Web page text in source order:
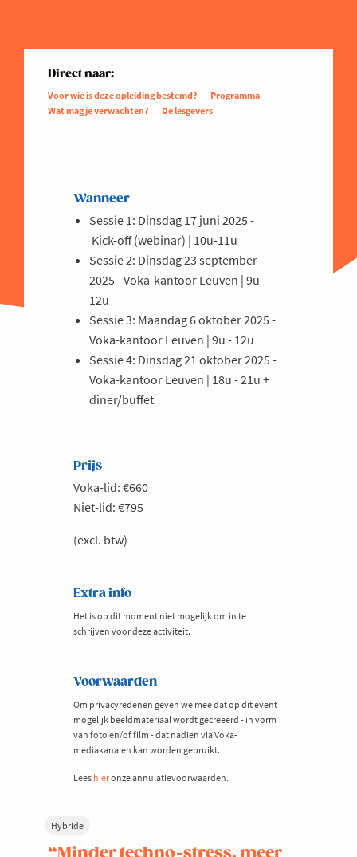
Direct naar:
Voor wie is deze opleiding bestemd?
Programma
Wat mag je verwachten?
De lesgevers
Hybride
Wanneer
Sessie 1: Dinsdag 17 juni 2025 -
Kick-off (webinar) | 10u-11u
Sessie 2: Dinsdag 23 september
2025 - Voka-kantoor Leuven | 9u -
12u
Sessie 3: Maandag 6 oktober 2025 -
Voka-kantoor Leuven | 9u - 12u
Sessie 4: Dinsdag 21 oktober 2025 -
Voka-kantoor Leuven | 18u - 21u +
diner/buffet
Prijs
Voka-lid: €660
Niet-lid: €795
(excl. btw)
Extra info
Het is op dit moment niet mogelijk om in te
schrijven voor deze activiteit.
Voorwaarden
Om privacyredenen geven we mee dat op dit event
mogelijk beeldmateriaal wordt gecreëerd - in vorm
van foto en/of film - dat nadien via Voka-
mediakanalen kan worden gebruikt.
Lees hieronze annulatievoorwaarden.